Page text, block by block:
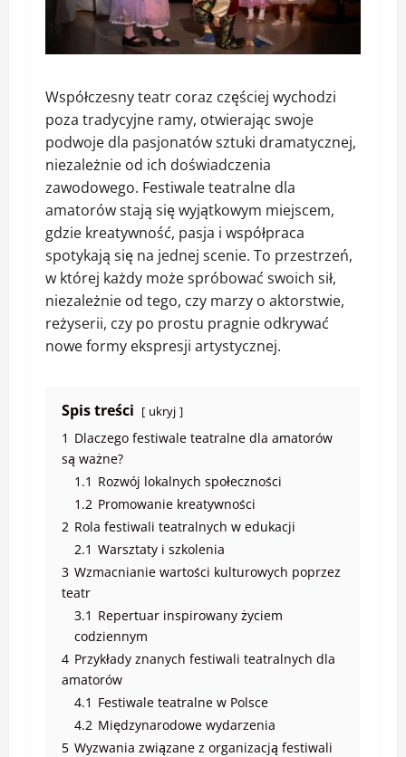
Współczesny teatr coraz częściej wychodzi
poza tradycyjne ramy, otwierając swoje
podwoje dla pasjonatów sztuki dramatycznej,
niezależnie od ich doświadczenia
zawodowego. Festiwale teatralne dla
amatorów stają się wyjątkowym miejscem,
gdzie kreatywność, pasja i współpraca
spotykają się na jednej scenie. To przestrzeń,
w której każdy może spróbować swoich sił,
niezależnie od tego, czy marzy o aktorstwie,
reżyserii, czy po prostu pragnie odkrywać
nowe formy ekspresji artystycznej.
Spis treści ukryj
1 Dlaczego festiwale teatralne dla amatorów
są ważne?
1.1 Rozwój lokalnych społeczności
1.2 Promowanie kreatywności
2 Rola festiwali teatralnych w edukacji
2.1 Warsztaty i szkolenia
3 Wzmacnianie wartości kulturowych poprzez
teatr
3.1 Repertuar inspirowany życiem
codziennym
4 Przykłady znanych festiwali teatralnych dla
amatorów
4.1 Festiwale teatralne w Polsce
4.2 Międzynarodowe wydarzenia
5 Wyzwania związane z organizacją festiwali